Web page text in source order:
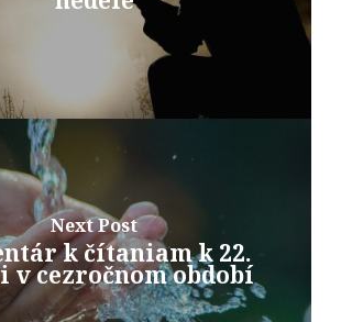
Next Post
k čítaniam k 22.
v cezročnom období